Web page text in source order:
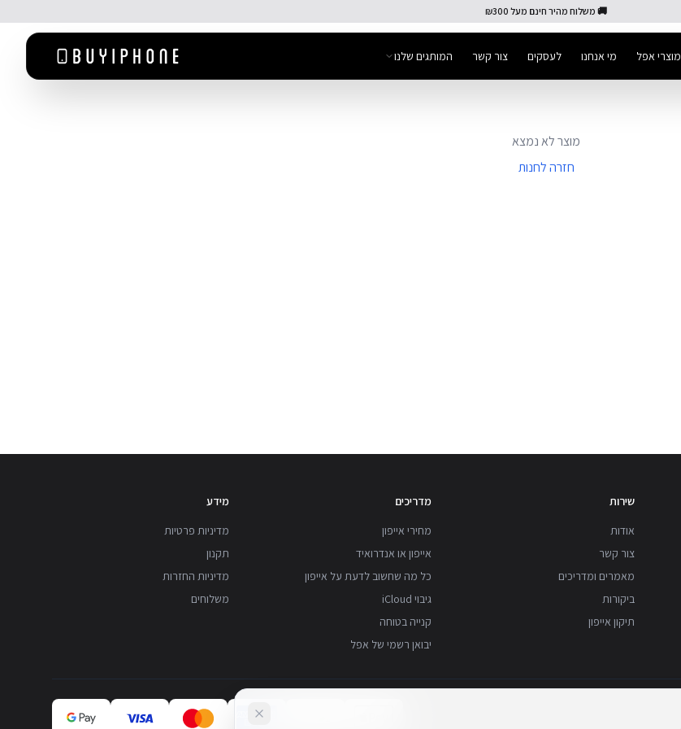
🚚 משלוח מהיר חינם מעל ₪300
מוצרי אפל מי אנחנו לעסקים צור קשר המותגים שלנו
מוצר לא נמצא
חזרה לחנות
שירות
אודות
צור קשר
מאמרים ומדריכים
ביקורות
תיקון אייפון
מדריכים
מחירי אייפון
אייפון או אנדרואיד
כל מה שחשוב לדעת על אייפון
גיבוי iCloud
קנייה בטוחה
יבואן רשמי של אפל
מידע
מדיניות פרטיות
תקנון
מדיניות החזרות
משלוחים